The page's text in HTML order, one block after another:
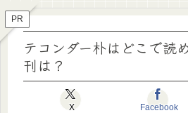
PR
テコンダー朴はどこで読
刊は？
X Facebook